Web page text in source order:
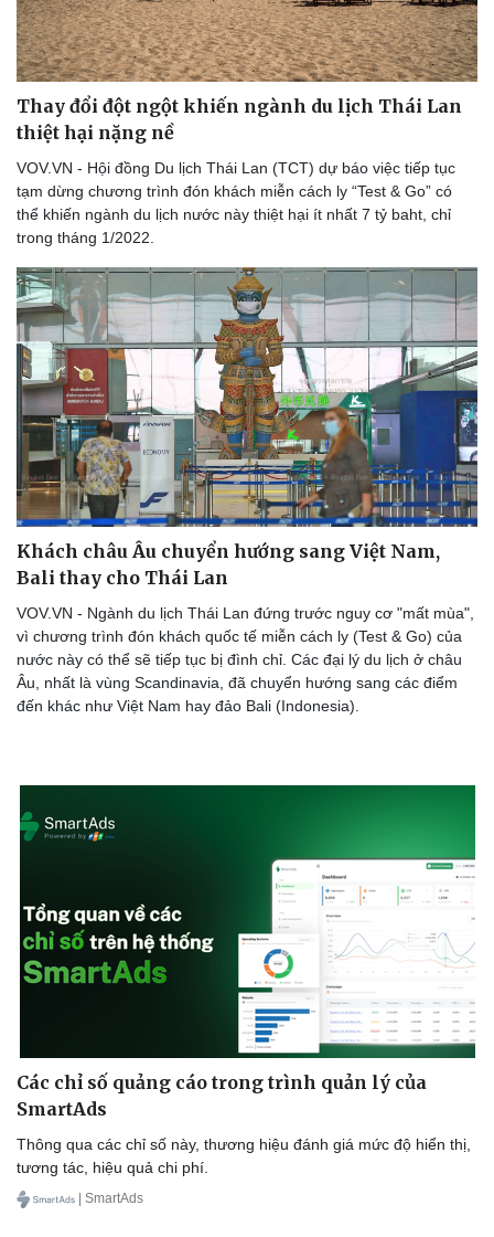
Dinh dưỡng - món ngon
Sản phụ khoa
Phòng mạch online
Ăn sạch sống khỏe
Nhà đẹp
Thay đổi đột ngột khiến ngành du lịch Thái Lan
thiệt hại nặng nề
VOV.VN - Hội đồng Du lịch Thái Lan (TCT) dự báo việc tiếp tục
tạm dừng chương trình đón khách miễn cách ly “Test & Go” có
thể khiến ngành du lịch nước này thiệt hại ít nhất 7 tỷ baht, chỉ
trong tháng 1/2022.
Khách châu Âu chuyển hướng sang Việt Nam,
Bali thay cho Thái Lan
VOV.VN - Ngành du lịch Thái Lan đứng trước nguy cơ "mất mùa",
vì chương trình đón khách quốc tế miễn cách ly (Test & Go) của
nước này có thể sẽ tiếp tục bị đình chỉ. Các đại lý du lịch ở châu
Âu, nhất là vùng Scandinavia, đã chuyển hướng sang các điểm
đến khác như Việt Nam hay đảo Bali (Indonesia).
Các chỉ số quảng cáo trong trình quản lý của
SmartAds
Thông qua các chỉ số này, thương hiệu đánh giá mức độ hiển thị,
tương tác, hiệu quả chi phí.
| SmartAds